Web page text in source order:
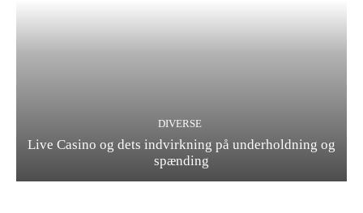
DIVERSE
Live Casino og dets indvirkning på underholdning og
spænding